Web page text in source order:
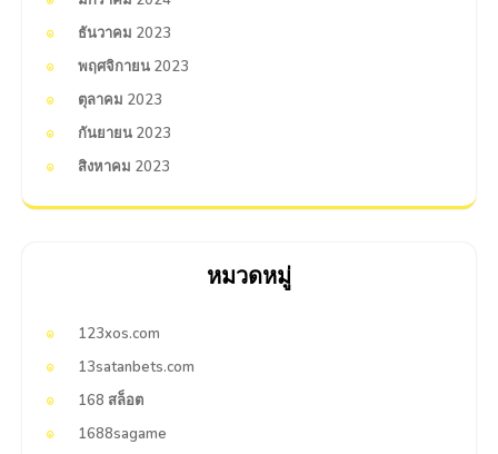
ธันวาคม 2023
พฤศจิกายน 2023
ตุลาคม 2023
กันยายน 2023
สิงหาคม 2023
หมวดหมู่
123xos.com
13satanbets.com
168 สล็อต
1688sagame